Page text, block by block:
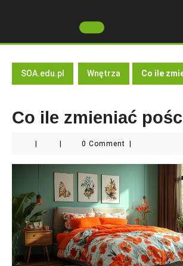
Open
Button
SOA.edu.pl Wnętrza Co ile
Co ile zmieniać
0 Comment